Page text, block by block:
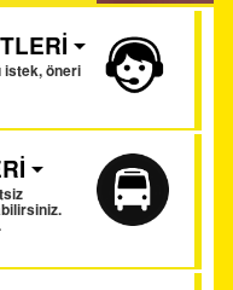
istek, öneri